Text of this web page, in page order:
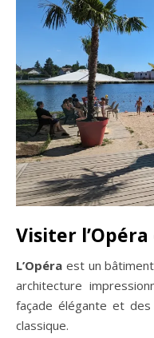
Visiter
L’Opéra est un
architecture
façade élégante et
classique.